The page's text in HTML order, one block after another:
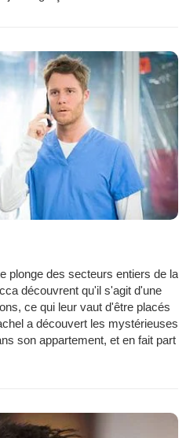
plonge des secteurs entiers de la
découvrent qu'il s'agit d'une
ce qui leur vaut d'être placés
a découvert les mystérieuses
son appartement, et en fait part